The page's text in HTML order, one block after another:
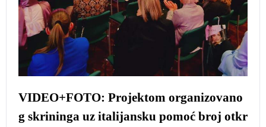
VIDEO+FOTO: Projektom organizovano
g skrininga uz italijansku pomoć broj otkr